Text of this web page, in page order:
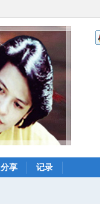
分享 记录